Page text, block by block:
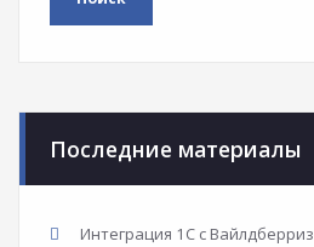
Последние материалы
Интеграция 1С с Вайлдберриз